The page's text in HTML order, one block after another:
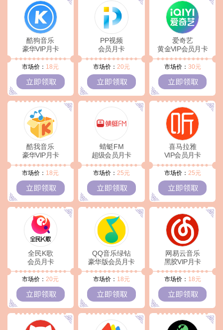
酷狗音乐
豪华VIP月卡
市场价： 18元
PP视频
会员月卡
市场价： 20元
爱奇艺
黄金VIP会员月卡
市场价： 30元
酷我音乐
豪华VIP月卡
市场价： 18元
蜻蜓FM
超级会员月卡
市场价： 25元
喜马拉雅
VIP会员月卡
市场价： 25元
全民K歌
会员月卡
市场价：20元
QQ音乐绿钻
豪华版会员月卡
市场价： 18元
网易云音乐
黑胶VIP月卡
市场价： 18元